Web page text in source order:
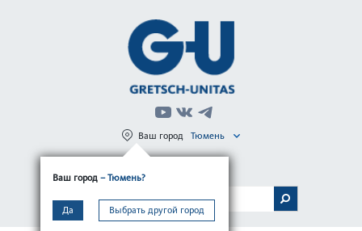
Ваш город – Тюмень?
Да Выбрать другой город
Ваш город Тюмень
МЕНЮ